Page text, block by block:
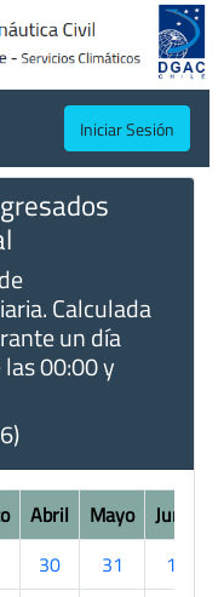
Iniciar Sesión
Calculada
un día
00:00 y
Abril Mayo Junio
30 31
19